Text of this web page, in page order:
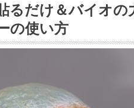
るだけ＆バイオ
の使い方